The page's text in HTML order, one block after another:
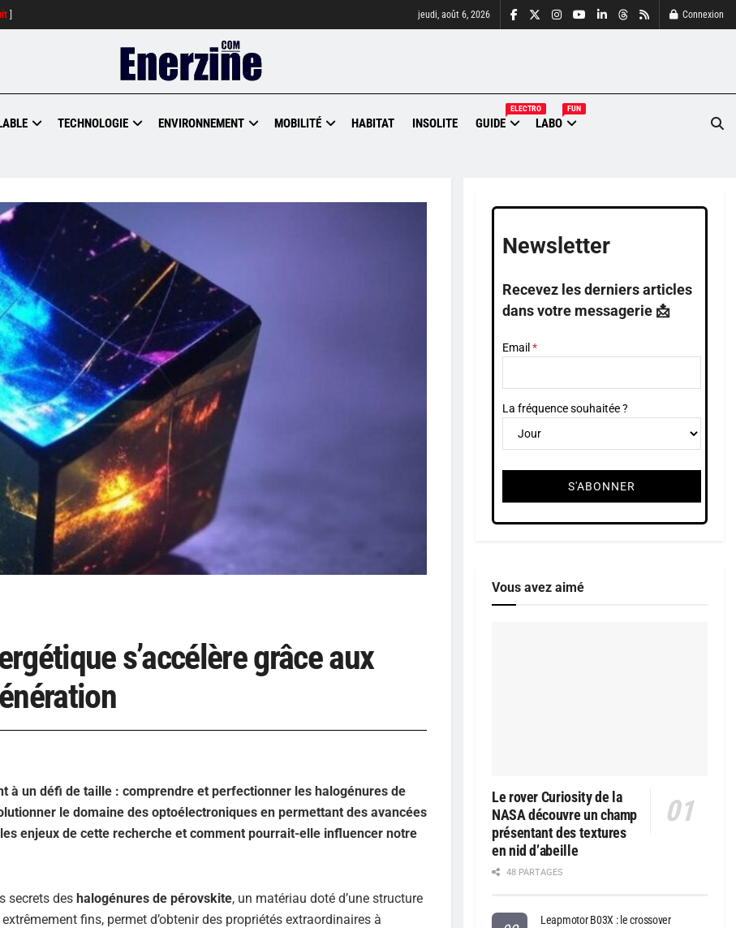
jeudi, août 6, 2026 Connexion
TECHNOLOGIE ENVIRONNEMENT MOBILITÉ HABITAT INSOLITE GUIDE
ELECTRO
LABO
FUN
s’accélère grâce aux
à un défi de taille : comprendre et perfectionner les halogénures de
le domaine des optoélectroniques en permettant des avancées
enjeux de cette recherche et comment pourrait-elle influencer notre
secrets des halogénures de pérovskite, un matériau doté d’une structure
fins, permet d’obtenir des propriétés extraordinaires à
Newsletter
Recevez les derniers articles
dans votre messagerie 📩
Email
La fréquence souhaitée ?
Vous avez aimé
Le rover Curiosity de la
NASA découvre un champ
présentant des textures
en nid d’abeille
48 PARTAGES
Leapmotor B03X : le crossover